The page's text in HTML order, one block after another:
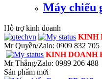
Máy chiếu
Hỗ trợ kinh doanh
KINH
Mr Quyền/Zalo: 0909 832 705
KINH DOANH
Mr Thắng/Zalo: 0989 206 488
Sản phẩm mới